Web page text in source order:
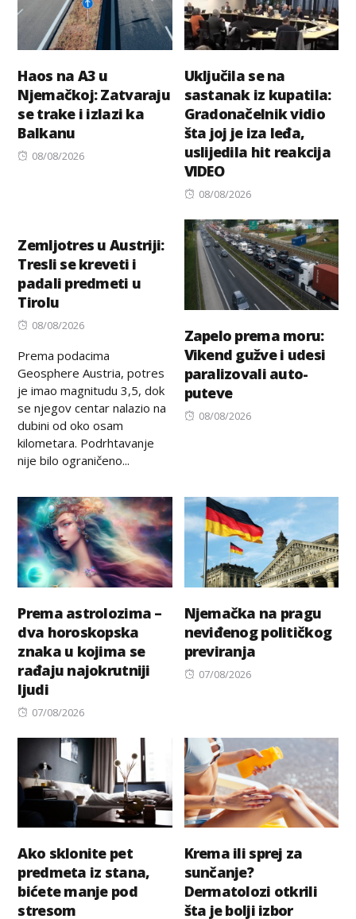
Haos na A3 u
Njemačkoj: Zatvaraju
se trake i izlazi ka
Balkanu
Posted
08/08/2026
Uključila se na
sastanak iz kupatila:
Gradonačelnik vidio
šta joj je iza leđa,
uslijedila hit reakcija
VIDEO
Posted
08/08/2026
Zemljotres u Austriji:
Tresli se kreveti i
padali predmeti u
Tirolu
Posted
08/08/2026
Prema podacima
Geosphere Austria, potres
je imao magnitudu 3,5, dok
se njegov centar nalazio na
dubini od oko osam
kilometara. Podrhtavanje
nije bilo ograničeno...
Zapelo prema moru:
Vikend gužve i udesi
paralizovali auto-
puteve
Posted
08/08/2026
Prema astrolozima –
dva horoskopska
znaka u kojima se
rađaju najokrutniji
ljudi
Posted
07/08/2026
Njemačka na pragu
neviđenog političkog
previranja
Posted
07/08/2026
Ako sklonite pet
predmeta iz stana,
bićete manje pod
stresom
Krema ili sprej za
sunčanje?
Dermatolozi otkrili
šta je bolji izbor